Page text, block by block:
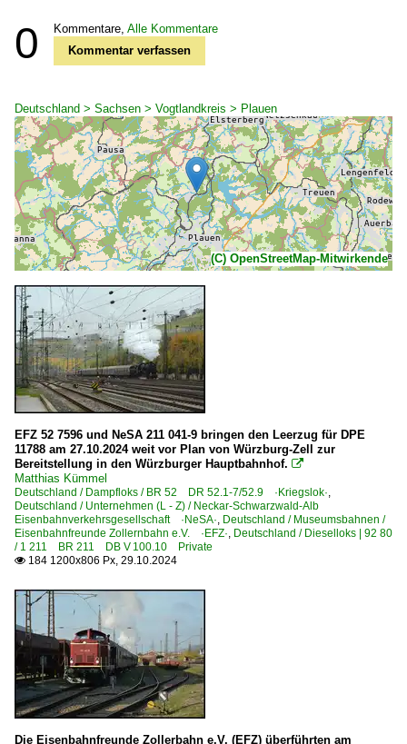
0 Kommentare, Alle Kommentare
Kommentar verfassen
Deutschland > Sachsen > Vogtlandkreis > Plauen
(C) OpenStreetMap-Mitwirkende
EFZ 52 7596 und NeSA 211 041-9 bringen den Leerzug für DPE
11788 am 27.10.2024 weit vor Plan von Würzburg-Zell zur
Bereitstellung in den Würzburger Hauptbahnhof. 
Matthias Kümmel
Deutschland / Dampfloks / BR 52 DR 52.1-7/52.9 ·Kriegslok·
Deutschland / Unternehmen (L - Z) / Neckar-Schwarzwald-Alb
Eisenbahnverkehrsgesellschaft ·NeSA· Deutschland / Museumsbahnen /
Eisenbahnfreunde Zollernbahn e.V. ·EFZ· Deutschland / Dieselloks | 92 80
/ 1 211 BR 211 DB V 100.10 Private
 184 1200x806 Px, 29.10.2024
Die Eisenbahnfreunde Zollerbahn e.V. (EFZ) überführten am